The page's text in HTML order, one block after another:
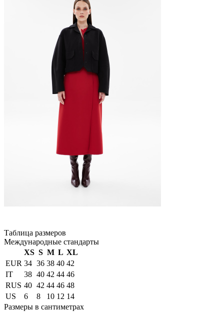
Таблица размеров
Международные стандарты
XS S M L XL
EUR 34 36 38 40 42
IT
38 40 42 44 46
RUS 40 42 44 46 48
US
6 8 10 12 14
Размеры в сантиметрах